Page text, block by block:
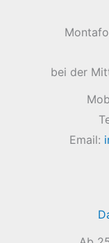
bei der
Email: